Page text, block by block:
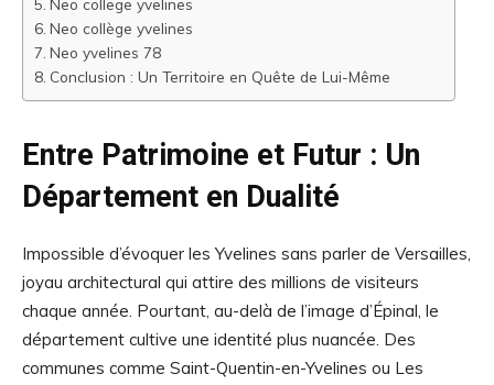
Neo college yvelines
Neo collège yvelines
Neo yvelines 78
Conclusion : Un Territoire en Quête de Lui-Même
Entre Patrimoine et Futur : Un
Département en Dualité
Impossible d’évoquer les Yvelines sans parler de Versailles,
joyau architectural qui attire des millions de visiteurs
chaque année. Pourtant, au-delà de l’image d’Épinal, le
département cultive une identité plus nuancée. Des
communes comme Saint-Quentin-en-Yvelines ou Les